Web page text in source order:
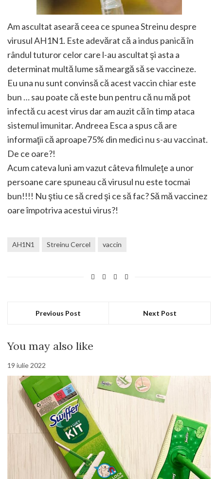
Am ascultat aseară ceea ce spunea Streinu despre
virusul AH1N1. Este adevărat că a indus panică în
rândul tuturor celor care l-au ascultat şi asta a
determinat multă lume să meargă să se vaccineze.
Eu una nu sunt convinsă că acest vaccin chiar este
bun … sau poate că este bun pentru că nu mă pot
infectă cu acest virus dar am auzit că în timp ataca
sistemul imunitar. Andreea Esca a spus că are
informaţii că aproape75% din medici nu s-au vaccinat.
De ce oare?!
Acum cateva luni am vazut câteva filmuleţe a unor
persoane care spuneau că virusul nu este tocmai
bun!!!! Nu ştiu ce să cred şi ce să fac? Să mă vaccinez
oare împotriva acestui virus?!
AH1N1 Streinu Cercel vaccin
Previous Post Next Post
You may also like
19 iulie 2022